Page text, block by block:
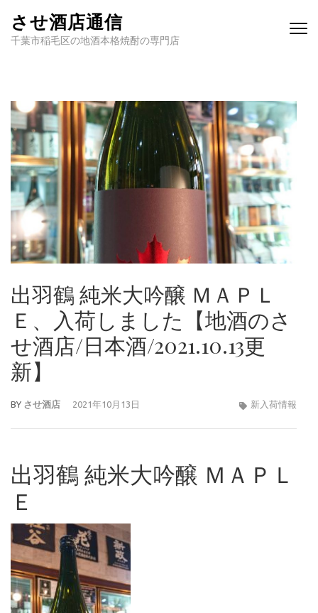
させ酒店通信
千葉市稲毛区の地酒本格焼酎の専門店
出羽鶴 純米大吟醸 ＭＡＰＬ
Ｅ、入荷しました【地酒のさ
せ酒店/日本酒/2021.10.13更
新】
BY させ酒店 2021年10月13日 新入荷情報
出羽鶴 純米大吟醸 ＭＡＰＬ
Ｅ